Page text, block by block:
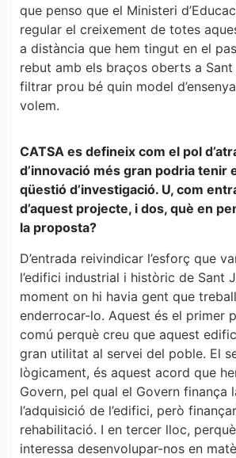
que penso que el Ministeri
regular el creixement de totes
a distància que hem tingut en el
rebut amb els braços oberts a Sant
filtrar prou bé quin model
volem.
CATSA es defineix com el pol
d’innovació més gran podria tenir
qüestió d’investigació. U, com
d’aquest projecte, i dos, què en
la proposta?
D’entrada reivindicar l’esforç que
l’edifici industrial i històric de Sant
moment on hi havia gent que
enderrocar-lo. Aquest és el primer
comú perquè creu que aquest
gran utilitat al servei del poble. El
lògicament, és aquest acord que
Govern, pel qual el Govern finança
l’adquisició de l’edifici, però
rehabilitació. I en tercer lloc,
interessa desenvolupar-nos en